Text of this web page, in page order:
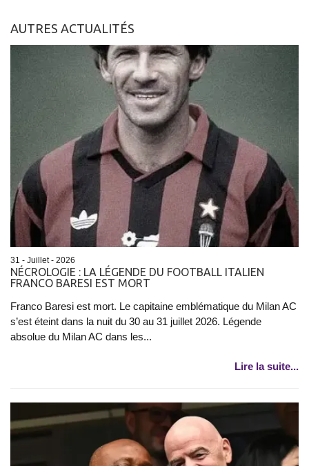
AUTRES ACTUALITÉS
31 - Juillet - 2026
NÉCROLOGIE : LA LÉGENDE DU FOOTBALL ITALIEN
FRANCO BARESI EST MORT
Franco Baresi est mort. Le capitaine emblématique du Milan AC
s’est éteint dans la nuit du 30 au 31 juillet 2026. Légende
absolue du Milan AC dans les...
Lire la suite...